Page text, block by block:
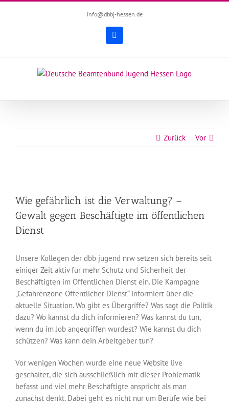
info@dbbj-hessen.de
Facebook
Zurück Vor
grösseres
Bild
Wie gefährlich ist die Verwaltung? –
Gewalt gegen Beschäftigte im öffentlichen
Dienst
Unsere Kollegen der dbb jugend nrw setzen sich bereits seit
einiger Zeit aktiv für mehr Schutz und Sicherheit der
Beschäftigten im Öffentlichen Dienst ein. Die Kampagne
„Gefahrenzone Öffentlicher Dienst“ informiert über die
aktuelle Situation. Wo gibt es Übergriffe? Was sagt die Politik
dazu? Wo kannst du dich informieren? Was kannst du tun,
wenn du im Job angegriffen wurdest? Wie kannst du dich
schützen? Was kann dein Arbeitgeber tun?
Vor wenigen Wochen wurde eine neue Website live
geschaltet, die sich ausschließlich mit dieser Problematik
befasst und viel mehr Beschäftigte anspricht als man
zunächst denkt. Dabei geht es nicht nur um Berufe wie bei